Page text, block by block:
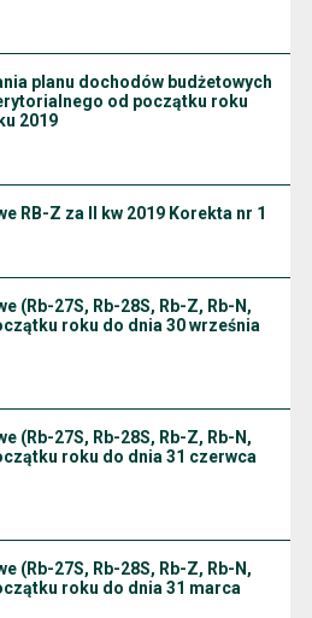
planu dochodów budżetowych
od początku roku
2019
RB-Z za II kw 2019 Korekta nr 1
(Rb-27S, Rb-28S, Rb-Z, Rb-N,
roku do dnia 30 września
(Rb-27S, Rb-28S, Rb-Z, Rb-N,
roku do dnia 31 czerwca
(Rb-27S, Rb-28S, Rb-Z, Rb-N,
roku do dnia 31 marca